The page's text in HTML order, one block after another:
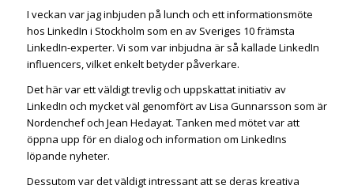
I veckan var jag inbjuden på lunch och ett informationsmöte
hos LinkedIn i Stockholm som en av Sveriges 10 främsta
LinkedIn-experter. Vi som var inbjudna är så kallade LinkedIn
influencers, vilket enkelt betyder påverkare.
Det här var ett väldigt trevlig och uppskattat initiativ av
LinkedIn och mycket väl genomfört av Lisa Gunnarsson som är
Nordenchef och Jean Hedayat. Tanken med mötet var att
öppna upp för en dialog och information om LinkedIns
löpande nyheter.
Dessutom var det väldigt intressant att se deras kreativa